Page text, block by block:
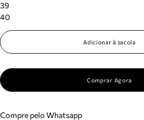
39
40
Adicionar à sacola
Comprar Agora
Compre pelo Whatsapp